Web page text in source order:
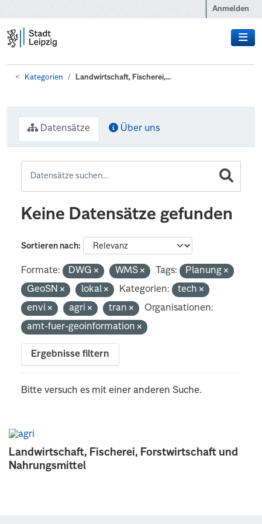
Anmelden
Kategorien Landwirtschaft, Fischerei,...
Landwirtschaft, Fischerei, Forstwirtschaft und
Nahrungsmittel
Datensätze Über uns
Keine Datensätze gefunden
Sortieren nach
Formate: DWG WMS Tags:
Planung
GeoSN
lokal Kategorien:
tech
envi
agri tran
Organisationen:
amt-fuer-geoinformation
Ergebnisse filtern
Bitte versuch es mit einer anderen Suche.